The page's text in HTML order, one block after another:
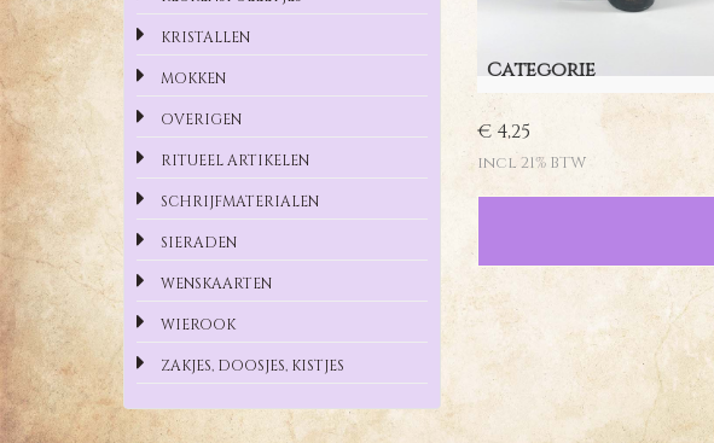
Categorie
€ 4,25
incl 21% BTW
KRISTALLEN
MOKKEN
OVERIGEN
RITUEEL ARTIKELEN
SCHRIJFMATERIALEN
SIERADEN
WENSKAARTEN
WIEROOK
ZAKJES, DOOSJES, KISTJES